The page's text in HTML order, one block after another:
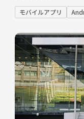
モバイルアプリ